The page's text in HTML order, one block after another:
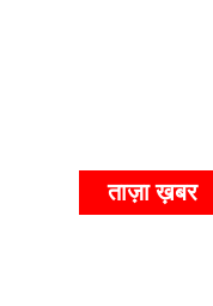
ताज़ा ख़बर